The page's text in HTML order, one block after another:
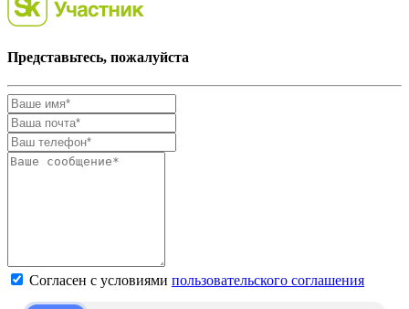
Представьтесь, пожалуйста
Согласен с условиями пользовательского соглашения